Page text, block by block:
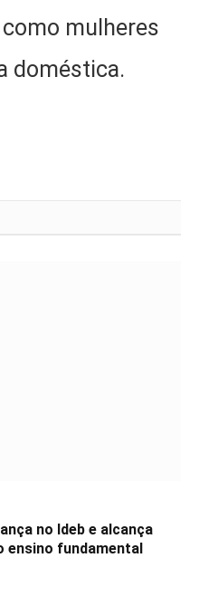
mulheres
doméstica.
no Ideb e alcança
ensino fundamental